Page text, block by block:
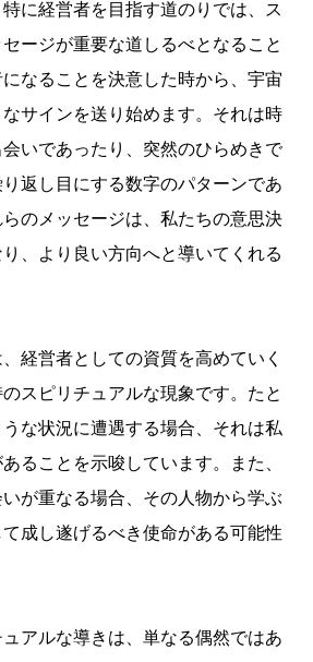
に経営者を目指す道のりでは、ス
ージが重要な道しるべとなること
なることを決意した時から、宇宙
サインを送り始めます。それは時
いであったり、突然のひらめきで
返し目にする数字のパターンであ
のメッセージは、私たちの意思決
、より良い方向へと導いてくれる
経営者としての資質を高めていく
スピリチュアルな現象です。たと
な状況に遭遇する場合、それは私
ることを示唆しています。また、
が重なる場合、その人物から学ぶ
成し遂げるべき使命がある可能性
アルな導きは、単なる偶然ではあ